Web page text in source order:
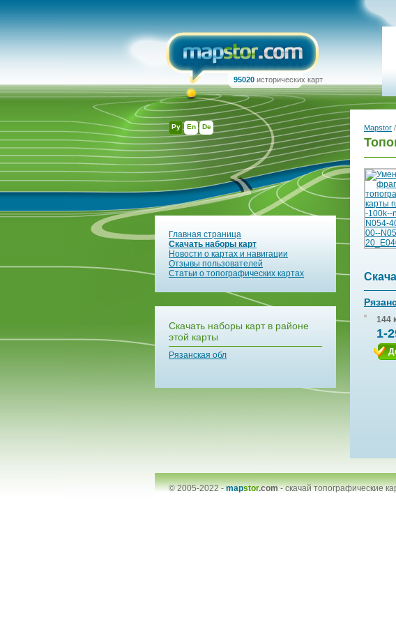
Ру En De
95020 исторических карт
Главная страница
Скачать наборы карт
Новости о картах и навигации
Отзывы пользователей
Статьи о топографических картах
Скачать наборы карт в районе
этой карты
Рязанская обл
Mapstor /
144
1-
© 2005-2022 -mapstor.com-скачай топографические